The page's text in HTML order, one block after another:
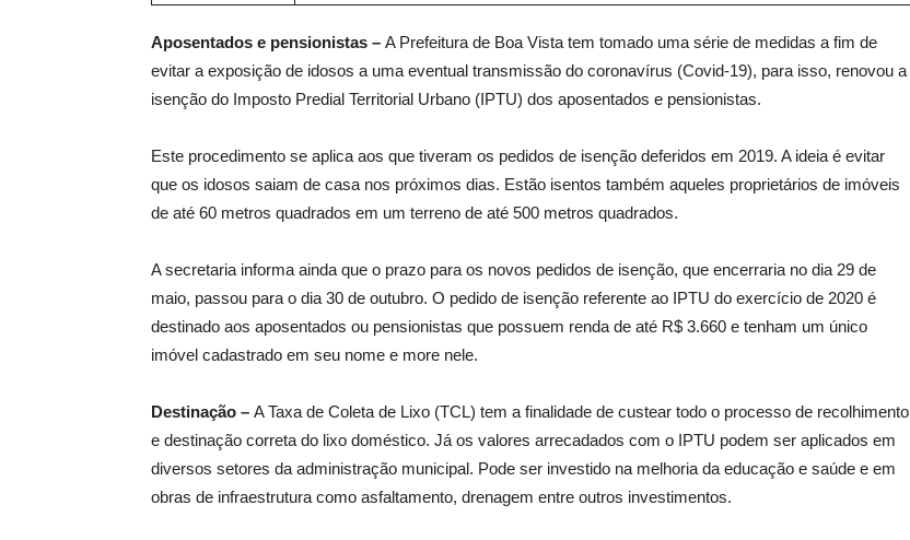
Aposentados e pensionistas – A Prefeitura de Boa Vista tem tomado uma série de medidas a fim de
evitar a exposição de idosos a uma eventual transmissão do coronavírus (Covid-19), para isso, renovou a
isenção do Imposto Predial Territorial Urbano (IPTU) dos aposentados e pensionistas.
Este procedimento se aplica aos que tiveram os pedidos de isenção deferidos em 2019. A ideia é evitar
que os idosos saiam de casa nos próximos dias. Estão isentos também aqueles proprietários de imóveis
de até 60 metros quadrados em um terreno de até 500 metros quadrados.
A secretaria informa ainda que o prazo para os novos pedidos de isenção, que encerraria no dia 29 de
maio, passou para o dia 30 de outubro. O pedido de isenção referente ao IPTU do exercício de 2020 é
destinado aos aposentados ou pensionistas que possuem renda de até R$ 3.660 e tenham um único
imóvel cadastrado em seu nome e more nele.
Destinação – A Taxa de Coleta de Lixo (TCL) tem a finalidade de custear todo o processo de recolhimento
e destinação correta do lixo doméstico. Já os valores arrecadados com o IPTU podem ser aplicados em
diversos setores da administração municipal. Pode ser investido na melhoria da educação e saúde e em
obras de infraestrutura como asfaltamento, drenagem entre outros investimentos.